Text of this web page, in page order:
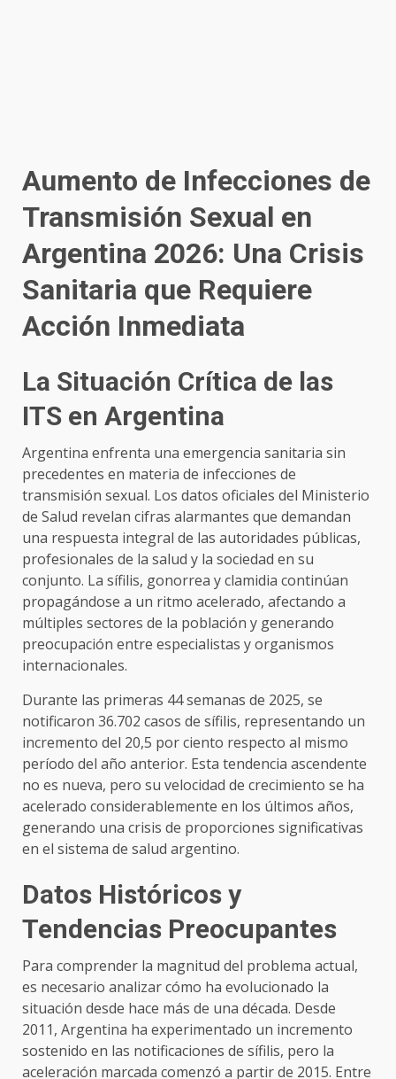
Aumento de Infecciones de
Transmisión Sexual en
Argentina 2026: Una Crisis
Sanitaria que Requiere
Acción Inmediata
La Situación Crítica de las
ITS en Argentina
Argentina enfrenta una emergencia sanitaria sin
precedentes en materia de infecciones de
transmisión sexual. Los datos oficiales del Ministerio
de Salud revelan cifras alarmantes que demandan
una respuesta integral de las autoridades públicas,
profesionales de la salud y la sociedad en su
conjunto. La sífilis, gonorrea y clamidia continúan
propagándose a un ritmo acelerado, afectando a
múltiples sectores de la población y generando
preocupación entre especialistas y organismos
internacionales.
Durante las primeras 44 semanas de 2025, se
notificaron 36.702 casos de sífilis, representando un
incremento del 20,5 por ciento respecto al mismo
período del año anterior. Esta tendencia ascendente
no es nueva, pero su velocidad de crecimiento se ha
acelerado considerablemente en los últimos años,
generando una crisis de proporciones significativas
en el sistema de salud argentino.
Datos Históricos y
Tendencias Preocupantes
Para comprender la magnitud del problema actual,
es necesario analizar cómo ha evolucionado la
situación desde hace más de una década. Desde
2011, Argentina ha experimentado un incremento
sostenido en las notificaciones de sífilis, pero la
aceleración marcada comenzó a partir de 2015. Entre